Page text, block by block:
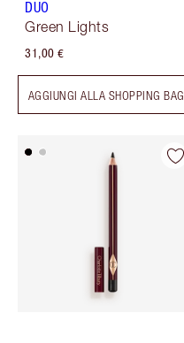
DUO
Green Lights
31,00 €
AGGIUNGI ALLA SHOPPING BAG